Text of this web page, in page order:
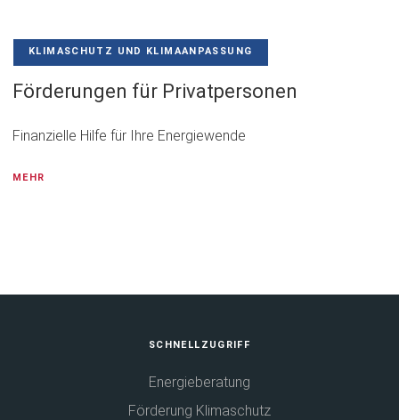
KLIMASCHUTZ UND KLIMAANPASSUNG
Förderungen für Privatpersonen
Finanzielle Hilfe für Ihre Energiewende
MEHR
SCHNELLZUGRIFF
Energieberatung
Förderung Klimaschutz